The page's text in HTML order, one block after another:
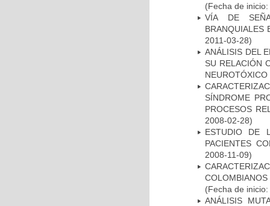
(Fecha de
VÍA DE
BRANQUIALES
2011-03-28)
ANÁLISIS DEL
SU RELACIÓN
NEUROTÓXICO
SÍNDROME
PROCESOS
2008-02-28)
ESTUDIO DE
PACIENTES
2008-11-09)
(Fecha de
ANÁLISIS